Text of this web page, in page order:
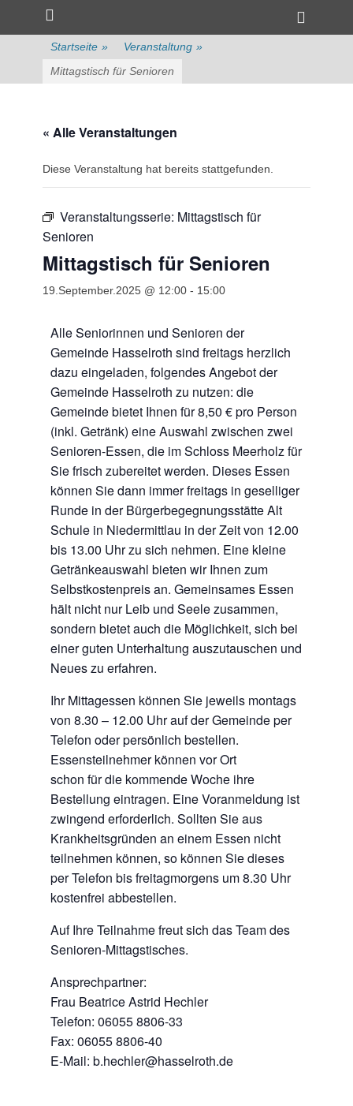
zum
Inhalt
überspringen
Primärmenü
Toggle
Startseite » Veranstaltung »
Mittagstisch für Senioren
« Alle Veranstaltungen
Diese Veranstaltung hat bereits stattgefunden.
Veranstaltungsserie: Mittagstisch für
Senioren
Mittagstisch für Senioren
19.September.2025 @ 12:00 - 15:00
Alle Seniorinnen und Senioren der
Gemeinde Hasselroth sind freitags herzlich
dazu eingeladen, folgendes Angebot der
Gemeinde Hasselroth zu nutzen: die
Gemeinde bietet Ihnen für 8,50 € pro Person
(inkl. Getränk) eine Auswahl zwischen zwei
Senioren-Essen, die im Schloss Meerholz für
Sie frisch zubereitet werden. Dieses Essen
können Sie dann immer freitags in geselliger
Runde in der Bürgerbegegnungsstätte Alt
Schule in Niedermittlau in der Zeit von 12.00
bis 13.00 Uhr zu sich nehmen. Eine kleine
Getränkeauswahl bieten wir Ihnen zum
Selbstkostenpreis an. Gemeinsames Essen
hält nicht nur Leib und Seele zusammen,
sondern bietet auch die Möglichkeit, sich bei
einer guten Unterhaltung auszutauschen und
Neues zu erfahren.
Ihr Mittagessen können Sie jeweils montags
von 8.30 – 12.00 Uhr auf der Gemeinde per
Telefon oder persönlich bestellen.
Essensteilnehmer können vor Ort
schon für die kommende Woche ihre
Bestellung eintragen. Eine Voranmeldung ist
zwingend erforderlich. Sollten Sie aus
Krankheitsgründen an einem Essen nicht
teilnehmen können, so können Sie dieses
per Telefon bis freitagmorgens um 8.30 Uhr
kostenfrei abbestellen.
Auf Ihre Teilnahme freut sich das Team des
Senioren-Mittagstisches.
Ansprechpartner:
Frau Beatrice Astrid Hechler
Telefon: 06055 8806-33
Fax: 06055 8806-40
E-Mail: b.hechler@hasselroth.de